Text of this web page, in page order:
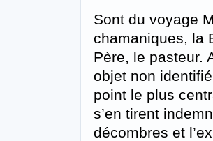
Sont du voyage
chamaniques, la
Père, le pasteur.
objet non
point le plus
s’en tirent
décombres et